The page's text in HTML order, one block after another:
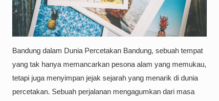
Bandung dalam Dunia Percetakan Bandung, sebuah tempat
yang tak hanya memancarkan pesona alam yang memukau,
tetapi juga menyimpan jejak sejarah yang menarik di dunia
percetakan. Sebuah perjalanan mengagumkan dari masa